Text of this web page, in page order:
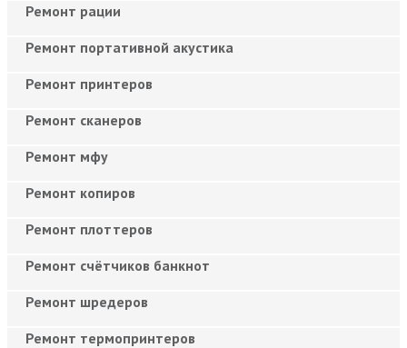
Ремонт рации
Ремонт портативной акустика
Ремонт принтеров
Ремонт сканеров
Ремонт мфу
Ремонт копиров
Ремонт плоттеров
Ремонт счётчиков банкнот
Ремонт шредеров
Ремонт термопринтеров